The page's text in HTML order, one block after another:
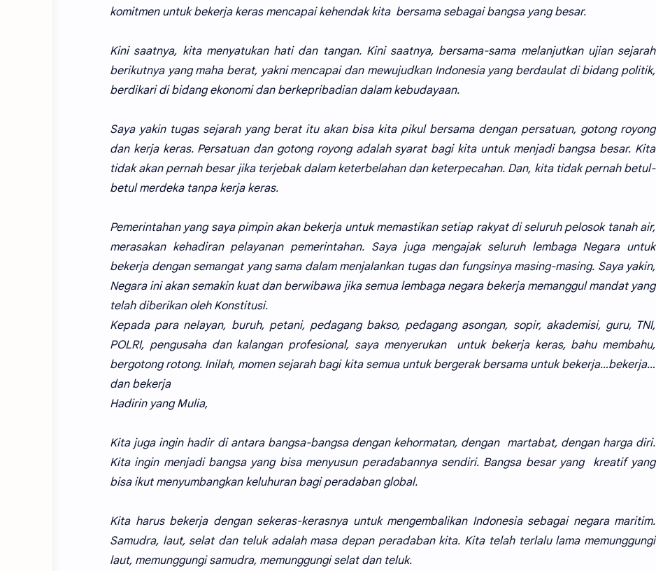
komitmen untuk bekerja keras mencapai kehendak kita bersama sebagai bangsa yang besar.
Kini saatnya, kita menyatukan hati dan tangan. Kini saatnya, bersama-sama melanjutkan ujian sejarah
berikutnya yang maha berat, yakni mencapai dan mewujudkan Indonesia yang berdaulat di bidang politik,
berdikari di bidang ekonomi dan berkepribadian dalam kebudayaan.
Saya yakin tugas sejarah yang berat itu akan bisa kita pikul bersama dengan persatuan, gotong royong
dan kerja keras. Persatuan dan gotong royong adalah syarat bagi kita untuk menjadi bangsa besar. Kita
tidak akan pernah besar jika terjebak dalam keterbelahan dan keterpecahan. Dan, kita tidak pernah betul-
betul merdeka tanpa kerja keras.
Pemerintahan yang saya pimpin akan bekerja untuk memastikan setiap rakyat di seluruh pelosok tanah air,
merasakan kehadiran pelayanan pemerintahan. Saya juga mengajak seluruh lembaga Negara untuk
bekerja dengan semangat yang sama dalam menjalankan tugas dan fungsinya masing-masing. Saya yakin,
Negara ini akan semakin kuat dan berwibawa jika semua lembaga negara bekerja memanggul mandat yang
telah diberikan oleh Konstitusi.
Kepada para nelayan, buruh, petani, pedagang bakso, pedagang asongan, sopir, akademisi, guru, TNI,
POLRI, pengusaha dan kalangan profesional, saya menyerukan untuk bekerja keras, bahu membahu,
bergotong rotong. Inilah, momen sejarah bagi kita semua untuk bergerak bersama untuk bekerja…bekerja…
dan bekerja
Hadirin yang Mulia,
Kita juga ingin hadir di antara bangsa-bangsa dengan kehormatan, dengan martabat, dengan harga diri.
Kita ingin menjadi bangsa yang bisa menyusun peradabannya sendiri. Bangsa besar yang kreatif yang
bisa ikut menyumbangkan keluhuran bagi peradaban global.
Kita harus bekerja dengan sekeras-kerasnya untuk mengembalikan Indonesia sebagai negara maritim.
Samudra, laut, selat dan teluk adalah masa depan peradaban kita. Kita telah terlalu lama memunggungi
laut, memunggungi samudra, memunggungi selat dan teluk.